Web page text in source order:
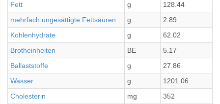
Fett
g 128.44
mehrfach ungesättigte Fettsäuren
g 2.89
Kohlenhydrate
g 62.02
Brotheinheiten
BE 5.17
Ballaststoffe
g 27.86
Wasser
g 1201.06
Cholesterin
mg 352